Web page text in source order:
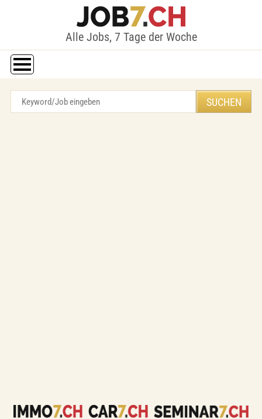
Alle Jobs, 7 Tage der Woche